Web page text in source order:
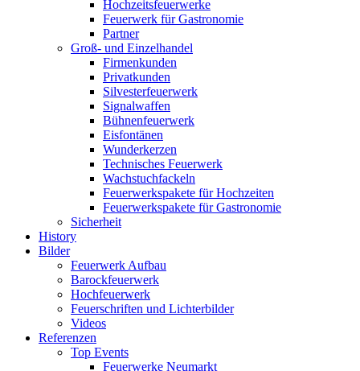
Hochzeitsfeuerwerke
Feuerwerk für Gastronomie
Partner
Groß- und Einzelhandel
Firmenkunden
Privatkunden
Silvesterfeuerwerk
Signalwaffen
Bühnenfeuerwerk
Eisfontänen
Wunderkerzen
Technisches Feuerwerk
Wachstuchfackeln
Feuerwerkspakete für Hochzeiten
Feuerwerkspakete für Gastronomie
Sicherheit
History
Bilder
Feuerwerk Aufbau
Barockfeuerwerk
Hochfeuerwerk
Feuerschriften und Lichterbilder
Videos
Referenzen
Top Events
Feuerwerke Neumarkt